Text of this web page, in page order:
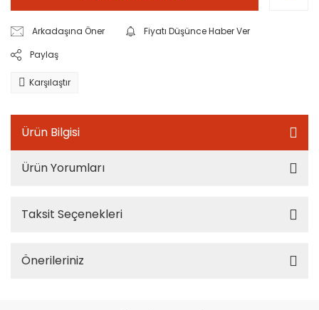
Arkadaşına Öner
Fiyatı Düşünce Haber Ver
Paylaş
Karşılaştır
Ürün Bilgisi
Ürün Yorumları
Taksit Seçenekleri
Önerileriniz